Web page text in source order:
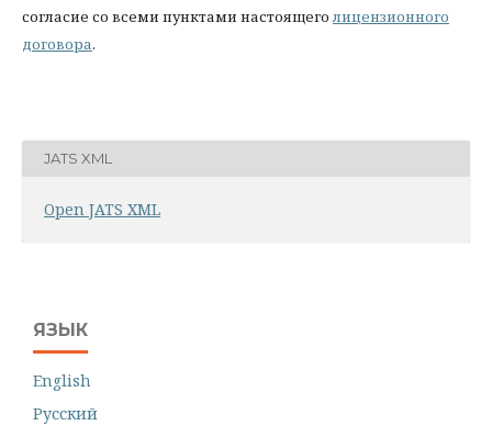
согласие со всеми пунктами настоящего лицензионного
договора.
JATS XML
Open JATS XML
ЯЗЫК
English
Русский